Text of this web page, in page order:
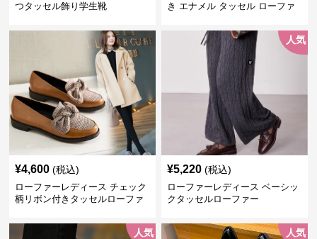
つタッセル飾り学生靴
き エナメル タッセル ローファ
¥4,600 (税込)
ローファーレディース チェック
柄リボン付きタッセルローファ
人気
¥5,220 (税込)
ローファーレディース ベーシッ
クタッセルローファー
人気 人気